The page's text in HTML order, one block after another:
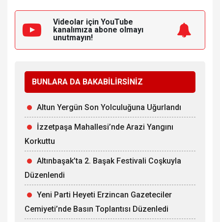
Videolar için YouTube
kanalımıza abone olmayı
unutmayın!
BUNLARA DA BAKABİLİRSİNİZ
Altun Yergün Son Yolculuğuna Uğurlandı
İzzetpaşa Mahallesi’nde Arazi Yangını
Korkuttu
Altınbaşak’ta 2. Başak Festivali Coşkuyla
Düzenlendi
Yeni Parti Heyeti Erzincan Gazeteciler
Cemiyeti’nde Basın Toplantısı Düzenledi